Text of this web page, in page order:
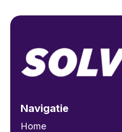
Navigatie
Home